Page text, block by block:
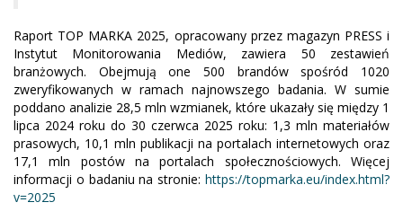
Raport TOP MARKA 2025, opracowany przez magazyn PRESS i
Instytut Monitorowania Mediów, zawiera 50 zestawień
branżowych. Obejmują one 500 brandów spośród 1020
zweryfikowanych w ramach najnowszego badania. W sumie
poddano analizie 28,5 mln wzmianek, które ukazały się między 1
lipca 2024 roku do 30 czerwca 2025 roku: 1,3 mln materiałów
prasowych, 10,1 mln publikacji na portalach internetowych oraz
17,1 mln postów na portalach społecznościowych. Więcej
informacji o badaniu na stronie: https://topmarka.eu/index.html?
v=2025